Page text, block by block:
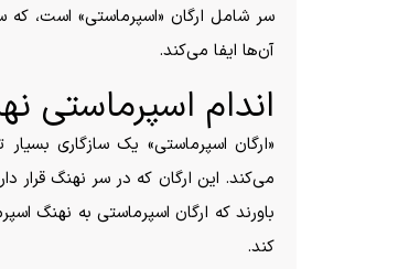
سر شامل ارگان «اسپرماستی» است،
آن‌ها ایفا می‌کند.
اندام اسپرماستی
«ارگان اسپرماستی» یک سازگاری
می‌کند. این ارگان که در سر نهنگ قرار
باورند که ارگان اسپرماستی به نهنگ
کند.